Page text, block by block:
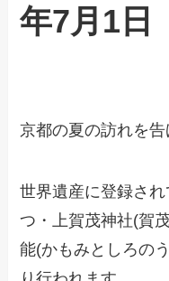
年7月1日
京都の夏の訪れを告
世界遺産に登録さ
つ・上賀茂神社(賀
能(かもみとしろの